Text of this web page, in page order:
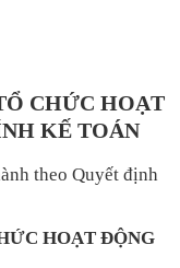
HOẠT
KẾ TOÁN
định
HOẠT ĐỘNG